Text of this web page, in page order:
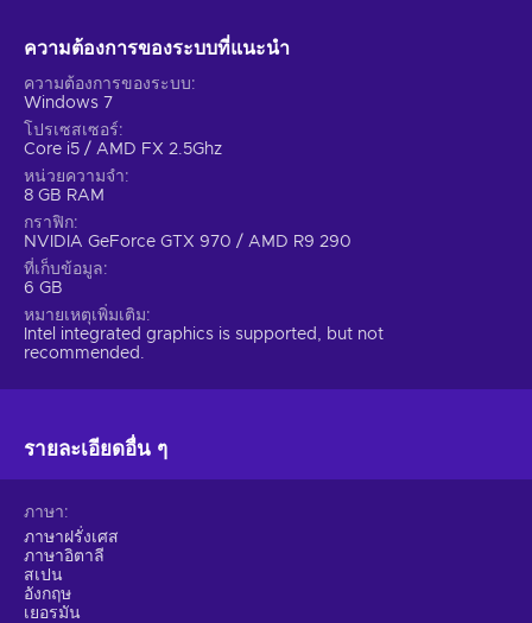
ความต้องการของระบบที่แนะนํา
ความต้องการของระบบ
Windows 7
โปรเซสเซอร์
Core i5 / AMD FX 2.5Ghz
หน่วยความจำ
8 GB RAM
กราฟิก
NVIDIA GeForce GTX 970 / AMD R9 290
ที่เก็บข้อมูล
6 GB
หมายเหตุเพิ่มเติม
Intel integrated graphics is supported, but not
recommended.
รายละเอียดอื่น ๆ
ภาษา
ภาษาฝรั่งเศส
ภาษาอิตาลี
สเปน
อังกฤษ
เยอรมัน